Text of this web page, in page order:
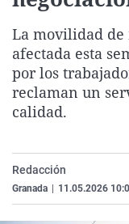
La movilidad de
afectada esta
por los
reclaman un
calidad.
Redacción
Granada 11.05.2026